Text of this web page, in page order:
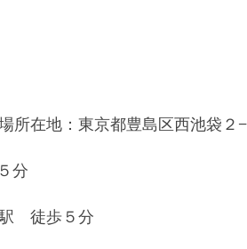
所在地：東京都豊島区西池袋２
分
徒歩５分